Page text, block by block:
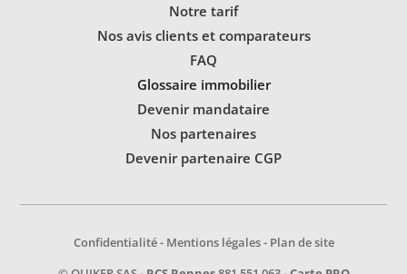
Notre tarif
Nos avis clients et comparateurs
FAQ
Glossaire immobilier
Devenir mandataire
Nos partenaires
Devenir partenaire CGP
Confidentialité- Mentions légales- Plan de site